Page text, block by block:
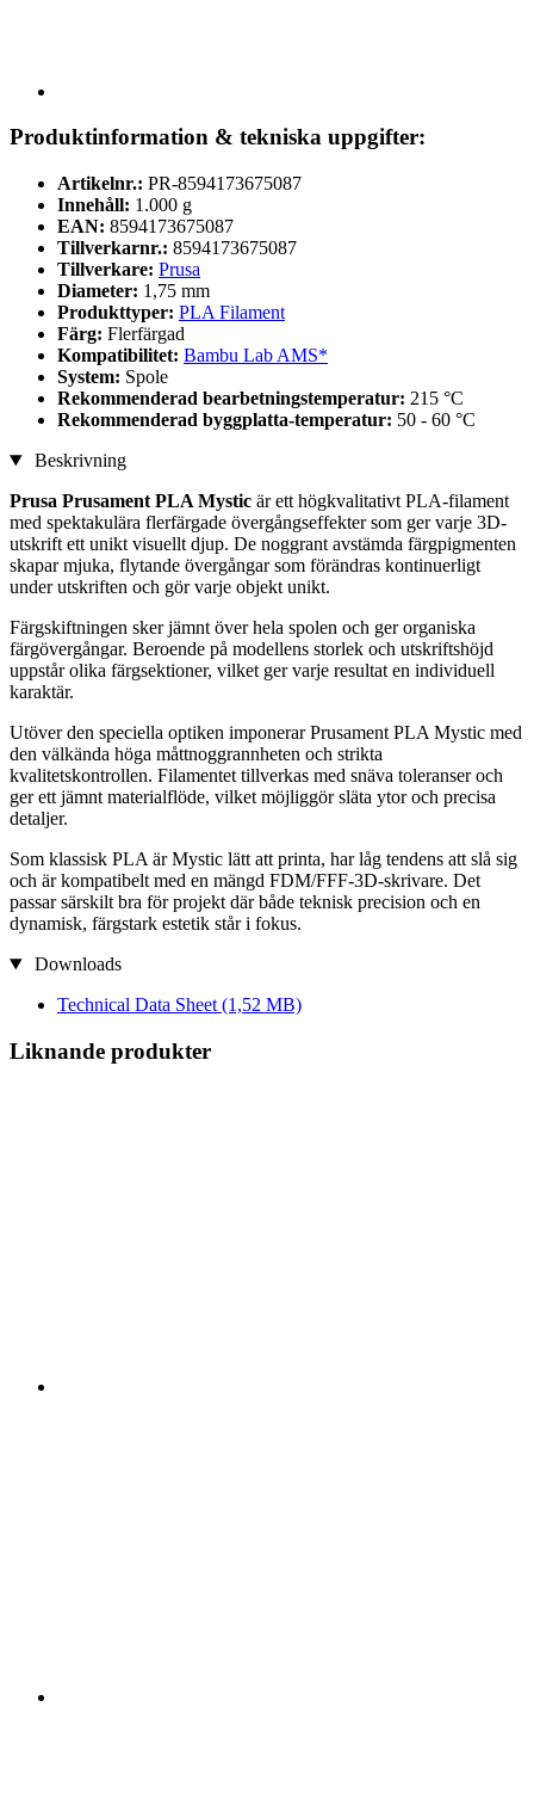
Produktinformation & tekniska uppgifter:
Artikelnr.: PR-8594173675087
Innehåll: 1.000 g
EAN: 8594173675087
Tillverkarnr.: 8594173675087
Tillverkare: Prusa
Diameter: 1,75 mm
Produkttyper: PLA Filament
Färg: Flerfärgad
Kompatibilitet: Bambu Lab AMS*
System: Spole
Rekommenderad bearbetningstemperatur: 215 °C
Rekommenderad byggplatta-temperatur: 50 - 60 °C
Beskrivning
Prusa Prusament PLA Mystic är ett högkvalitativt PLA-filament
med spektakulära flerfärgade övergångseffekter som ger varje 3D-
utskrift ett unikt visuellt djup. De noggrant avstämda färgpigmenten
skapar mjuka, flytande övergångar som förändras kontinuerligt
under utskriften och gör varje objekt unikt.
Färgskiftningen sker jämnt över hela spolen och ger organiska
färgövergångar. Beroende på modellens storlek och utskriftshöjd
uppstår olika färgsektioner, vilket ger varje resultat en individuell
karaktär.
Utöver den speciella optiken imponerar Prusament PLA Mystic med
den välkända höga måttnoggrannheten och strikta
kvalitetskontrollen. Filamentet tillverkas med snäva toleranser och
ger ett jämnt materialflöde, vilket möjliggör släta ytor och precisa
detaljer.
Som klassisk PLA är Mystic lätt att printa, har låg tendens att slå sig
och är kompatibelt med en mängd FDM/FFF-3D-skrivare. Det
passar särskilt bra för projekt där både teknisk precision och en
dynamisk, färgstark estetik står i fokus.
Downloads
Technical Data Sheet (1,52 MB)
Liknande produkter